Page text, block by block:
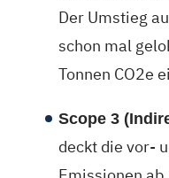
Der Umstieg
schon mal
Tonnen CO2e
Scope 3
deckt die vor-